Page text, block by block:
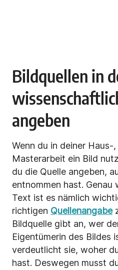
Bildquellen in
angeben
Wenn du in deiner Haus-
Masterarbeit ein Bild
du die Quelle angeben,
entnommen hast. Genau
Text ist es nämlich
richtigen Quellenangabe
Bildquelle gibt an, wer
Eigentümerin des Bildes
verdeutlicht sie, woher
hast. Deswegen musst